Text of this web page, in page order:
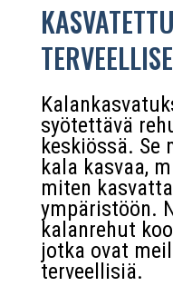
syötettävä
keskiössä. Se
kala kasvaa,
miten
ympäristöön.
kalanrehut
jotka ovat
terveellisiä.